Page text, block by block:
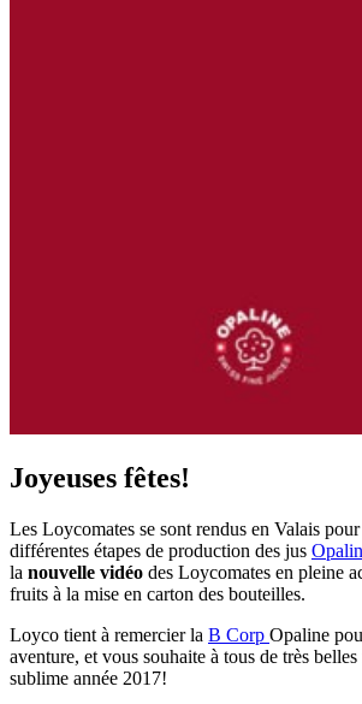
Joyeuses fêtes!
Les Loycomates se sont rendus en Valais
différentes étapes de production des jus
la nouvelle vidéo des Loycomates en pleine
fruits à la mise en carton des bouteilles.
Loyco tient à remercier la B Corp Opaline
aventure, et vous souhaite à tous de très
sublime année 2017!